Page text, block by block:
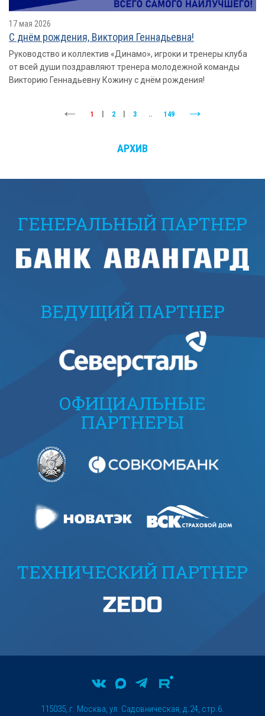
17 мая 2026
С днём рождения, Виктория Геннадьевна!
Руководство и коллектив «Динамо», игроки и тренеры клуба
от всей души поздравляют тренера молодежной команды
Викторию Геннадьевну Кожину с днём рождения!
1 2 3 .. 149
АРХИВ
ГЕНЕРАЛЬНЫЙ ПАРТНЕР
ВЕДУЩИЙ ПАРТНЕР
ОФИЦИАЛЬНЫЕ
ПАРТНЕРЫ
ТЕХНИЧЕСКИЙ ПАРТНЕР
115035, г. Москва, ул. Садовническая, д.24, стр.6.